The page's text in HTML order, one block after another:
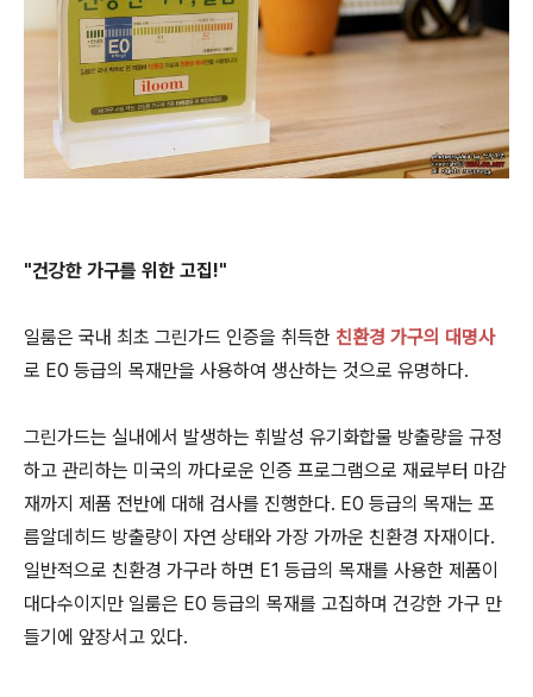
"건강한 가구를 위한 고집!"
일룸은 국내 최초 그린가드 인증을 취득한 친환경 가구의 대명사
로 E0 등급의 목재만을 사용하여 생산하는 것으로 유명하다.
그린가드는 실내에서 발생하는 휘발성 유기화합물 방출량을 규정
하고 관리하는 미국의 까다로운 인증 프로그램으로 재료부터 마감
재까지 제품 전반에 대해 검사를 진행한다. E0 등급의 목재는 포
름알데히드 방출량이 자연 상태와 가장 가까운 친환경 자재이다.
일반적으로 친환경 가구라 하면 E1 등급의 목재를 사용한 제품이
대다수이지만 일룸은 E0 등급의 목재를 고집하며 건강한 가구 만
들기에 앞장서고 있다.